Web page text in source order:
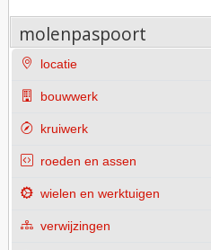
molenpaspoort
locatie
bouwwerk
kruiwerk
roeden en assen
wielen en werktuigen
verwijzingen